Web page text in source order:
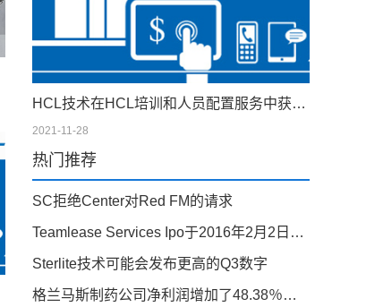
HCL技术在HCL培训和人员配置服务中获得100％的股份
2021-11-28
热门推荐
SC拒绝Center对Red FM的请求
Teamlease Services Ipo于2016年2月2日开放
Sterlite技术可能会发布更高的Q3数字
格兰马斯制药公司净利润增加了48.38％至卢比。1,703 Mn.